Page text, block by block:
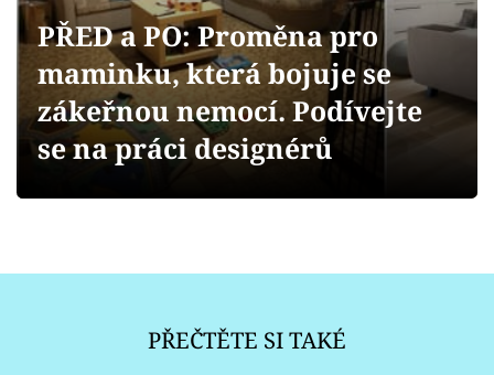
Přihlášení
Sledujte nás
PŘED a PO: Proměna pro
maminku, která bojuje se
zákeřnou nemocí. Podívejte
se na práci designérů
PŘEČTĚTE SI TAKÉ